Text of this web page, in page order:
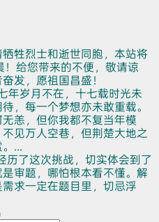
牲烈士和逝世同胞，本站将
给您带来的不便，敬请谅
发，愿祖国昌盛！
年岁月不在，十七载时光未
，每一个梦想亦未敢重载。
恙，但你我都不复当年模
见万人空巷，但荆楚大地之
...
历了这次挑战，切实体会到了
审题，哪怕根本看不懂。解
求一定在题目里，切忌浮